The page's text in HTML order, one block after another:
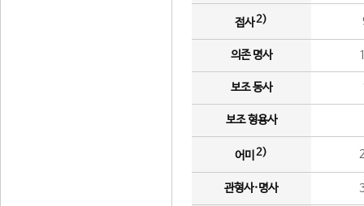
접사2)
의존 명사
보조 동사
보조 형용사
어미 2)
관형사·명사